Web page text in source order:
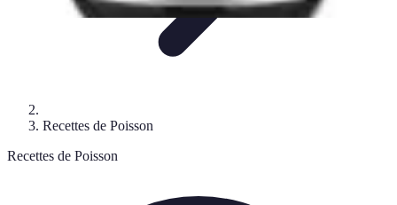
Recettes de Poisson
Recettes de Poisson